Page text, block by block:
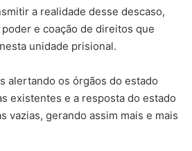
a realidade desse descaso,
e coação de direitos que
unidade prisional.
alertando os órgãos do estado
existentes e a resposta do estado
vazias, gerando assim mais e mais